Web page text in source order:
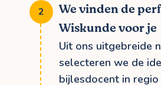
We vinden de
Wiskunde voor je
Uit ons uitgebreide
selecteren we de
bijlesdocent in regio